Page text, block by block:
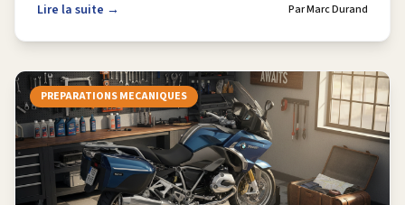
Lire la suite → ParMarc Durand
PREPARATIONS MECANIQUES